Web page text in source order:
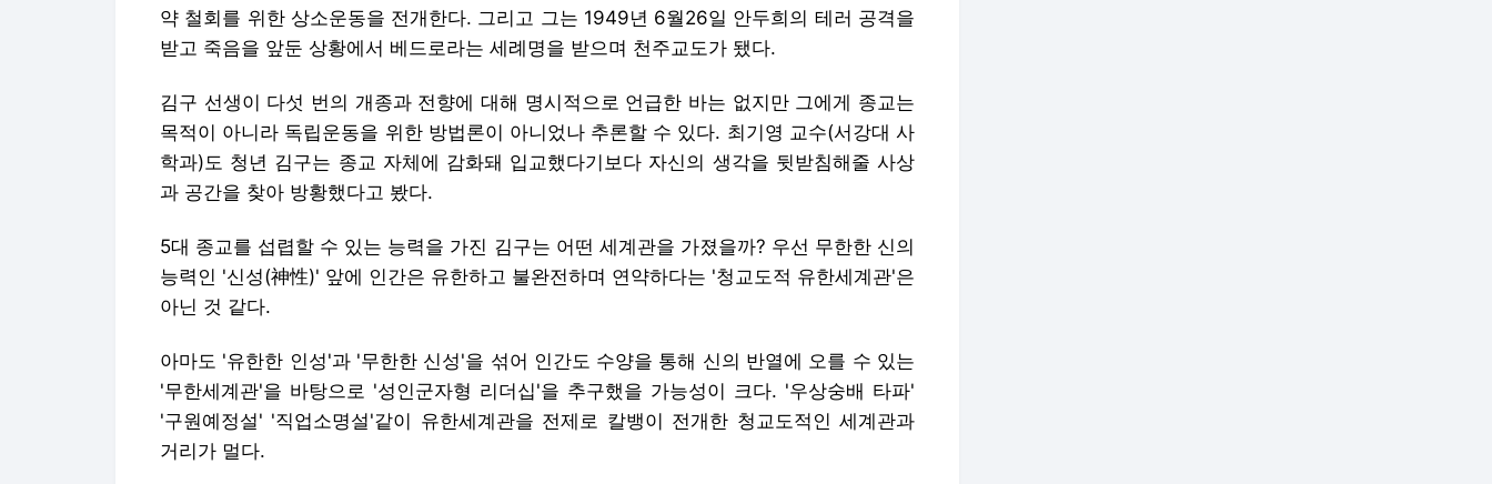
약 철회를 위한 상소운동을 전개한다. 그리고 그는 1949년 6월26일 안두희의 테러 공격을
받고 죽음을 앞둔 상황에서 베드로라는 세례명을 받으며 천주교도가 됐다.
김구 선생이 다섯 번의 개종과 전향에 대해 명시적으로 언급한 바는 없지만 그에게 종교는
목적이 아니라 독립운동을 위한 방법론이 아니었나 추론할 수 있다. 최기영 교수(서강대 사
학과)도 청년 김구는 종교 자체에 감화돼 입교했다기보다 자신의 생각을 뒷받침해줄 사상
과 공간을 찾아 방황했다고 봤다.
5대 종교를 섭렵할 수 있는 능력을 가진 김구는 어떤 세계관을 가졌을까? 우선 무한한 신의
능력인 '신성(神性)' 앞에 인간은 유한하고 불완전하며 연약하다는 '청교도적 유한세계관'은
아닌 것 같다.
아마도 '유한한 인성'과 '무한한 신성'을 섞어 인간도 수양을 통해 신의 반열에 오를 수 있는
'무한세계관'을 바탕으로 '성인군자형 리더십'을 추구했을 가능성이 크다. '우상숭배 타파'
'구원예정설' '직업소명설'같이 유한세계관을 전제로 칼뱅이 전개한 청교도적인 세계관과
거리가 멀다.